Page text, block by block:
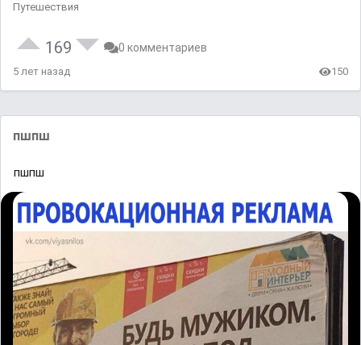
Путешествия
169 0 комментариев
5 лет назад 150
пшпш
пшпш